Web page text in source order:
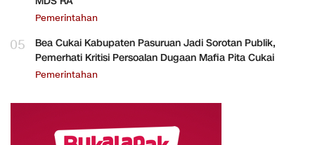
Pemerintahan
05
Bea Cukai Kabupaten Pasuruan Jadi Sorotan Publik,
Pemerhati Kritisi Persoalan Dugaan Mafia Pita Cukai
Pemerintahan